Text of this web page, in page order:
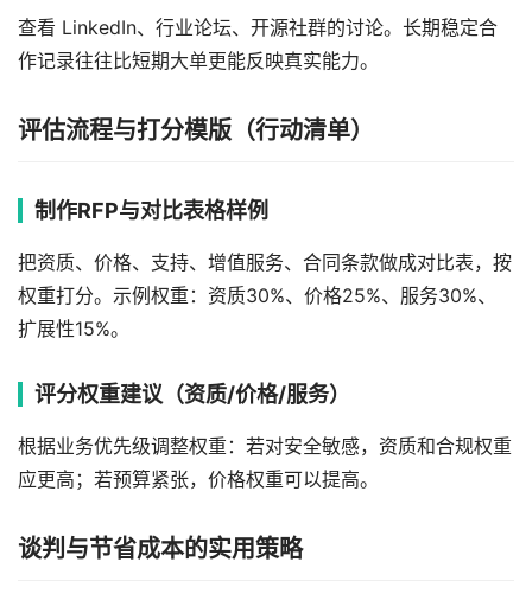
查看 LinkedIn、行业论坛、开源社群的讨论。长期稳定合
作记录往往比短期大单更能反映真实能力。
评估流程与打分模版（行动清单）
制作RFP与对比表格样例
把资质、价格、支持、增值服务、合同条款做成对比表，按
权重打分。示例权重：资质30%、价格25%、服务30%、
扩展性15%。
评分权重建议（资质/价格/服务）
根据业务优先级调整权重：若对安全敏感，资质和合规权重
应更高；若预算紧张，价格权重可以提高。
谈判与节省成本的实用策略